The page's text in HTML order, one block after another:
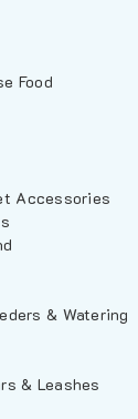
Food
Accessories
& Watering
& Leashes